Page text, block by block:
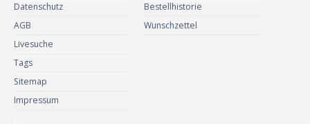
Datenschutz
AGB
Livesuche
Tags
Sitemap
Impressum
Bestellhistorie
Wunschzettel